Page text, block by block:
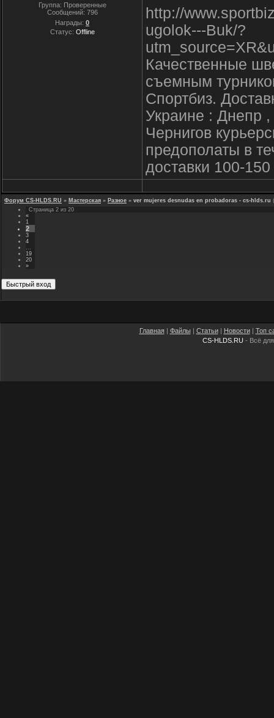
Группа: Проверенные
Сообщений: 796
Награды: 0
Статус: Offline
http://
ugolok---Buk/?
Качественные
съемным
Спортбиз.
Украине : Днепр
Чернигов
предополаты в
доставки 100-150
Форум CS-HLDS.RU » Мастерская » Разное » ver mujeres desnudas en probadoras - cs-hlds.ru
Страница 2 из 20
«
1
2
3
4
19
20
»
Главная| Файлы | Статьи| Новости| Топ
CS-HLDS.RU - Всё